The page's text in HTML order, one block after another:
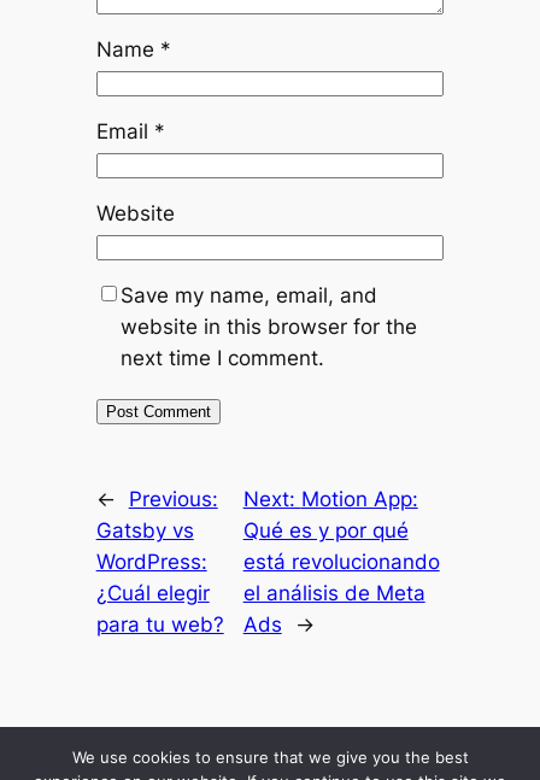
Name *
Email *
Website
Save my name, email, and
website in this browser for the
next time I comment.
←
Previous:
Gatsby vs
WordPress:
¿Cuál elegir
para tu web?
Next: Motion App:
Qué es y por qué
está revolucionando
el análisis de Meta
Ads
→
ResultadosMis SecretosBlog EconomicoPodcastAbout Me
We use cookies to ensure that we give you the best